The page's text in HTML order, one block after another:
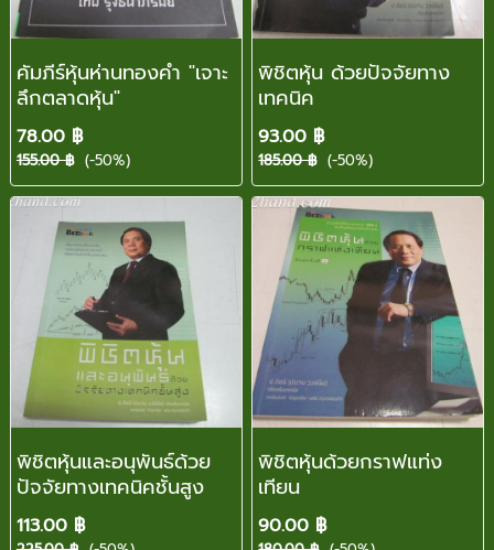
คัมภีร์หุ้นห่านทองคำ "เจาะ
ลึกตลาดหุ้น"
78.00 ฿
155.00 ฿ (-50%)
พิชิตหุ้น ด้วยปัจจัยทาง
เทคนิค
93.00 ฿
185.00 ฿ (-50%)
พิชิตหุ้นและอนุพันธ์ด้วย
ปัจจัยทางเทคนิคชั้นสูง
113.00 ฿
พิชิตหุ้นด้วยกราฟแท่ง
เทียน
90.00 ฿